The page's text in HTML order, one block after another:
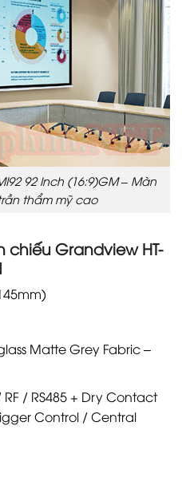
92 Inch (16:9)GM – Màn
thẩm mỹ cao
chiếu Grandview HT-
Matte Grey Fabric –
/ RS485 + Dry Contact
Control / Central